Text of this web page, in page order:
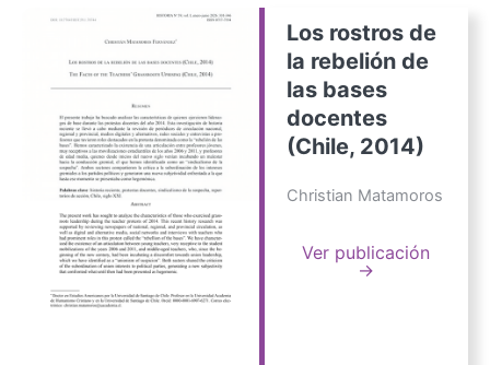
Los rostros de
la rebelión de
las bases
docentes
(Chile, 2014)
Christian Matamoros
Ver publicación
→